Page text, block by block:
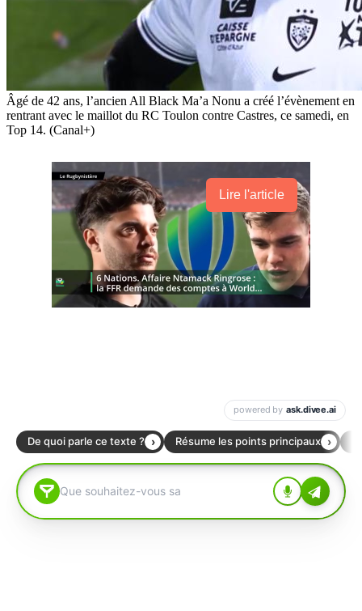
Âgé de 42 ans, l’ancien All Black Ma’a Nonu a créé l’évènement en
rentrant avec le maillot du RC Toulon contre Castres, ce samedi, en
Top 14. (Canal+)
Lire l'article